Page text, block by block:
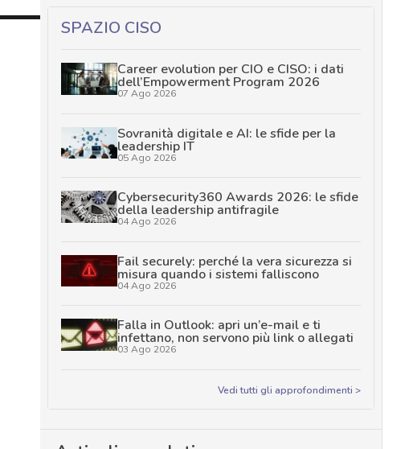
SPAZIO CISO
Career evolution per CIO e CISO: i dati
dell’Empowerment Program 2026
07 Ago 2026
Sovranità digitale e AI: le sfide per la
leadership IT
05 Ago 2026
Cybersecurity360 Awards 2026: le sfide
della leadership antifragile
04 Ago 2026
Fail securely: perché la vera sicurezza si
misura quando i sistemi falliscono
04 Ago 2026
Falla in Outlook: apri un’e-mail e ti
infettano, non servono più link o allegati
03 Ago 2026
Vedi tutti gli approfondimenti >